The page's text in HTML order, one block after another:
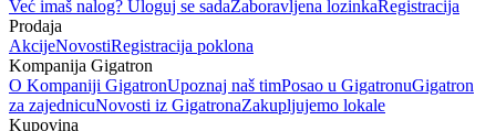
Već imaš nalog? Uloguj se sadaZaboravljena lozinkaRegistracija
Prodaja
AkcijeNovostiRegistracija poklona
Kompanija Gigatron
O Kompaniji GigatronUpoznaj naš timPosao u GigatronuGigatron
za zajednicuNovosti iz GigatronaZakupljujemo lokale
Kupovina